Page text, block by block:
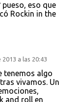
pueso, eso que
Rockin in the
a las 20:43
tenemos algo
vivamos. Un
and roll en